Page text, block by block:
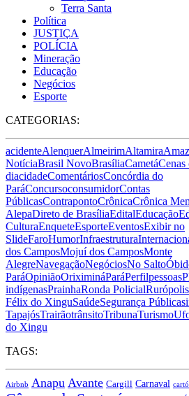
Terra Santa
Política
JUSTIÇA
POLÍCIA
Mineração
Educação
Negócios
Esporte
CATEGORIAS:
acidenteAlenquerAlmeirimAltamira
NotíciaBrasil NovoBrasíliaCametáCenas
diacidadeComentáriosConcórdia do
ParáConcursoconsumidorContas
PúblicasContrapontoCrônicaCrônica
AlepaDireto de BrasíliaEditalEducação
CulturaEnqueteEsporteEventosExibir no
SlideFaroHumorInfraestrutura
dos CamposMojuí dos CamposMonte
AlegreNavegaçãoNegóciosNo Salto
ParáOpiniãoOriximináParáPerfilpessoas
indígenasPrainhaRonda PolicialRurópolis
Félix do XinguSaúdeSegurança Pública
TapajósTrairãotrânsitoTribunaTurismo
do Xingu
TAGS:
Airbnb Anapu Avante Cargill Carnaval